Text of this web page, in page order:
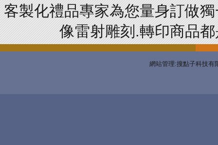
客製化禮品專家為您量身訂做
像雷射雕刻.轉印商品
網站管理:搜點子科技有